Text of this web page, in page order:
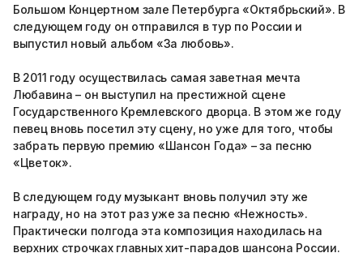
Большом Концертном зале Петербурга «Октябрьский». В
следующем году он отправился в тур по России и
выпустил новый альбом «За любовь».
В 2011 году осуществилась самая заветная мечта
Любавина – он выступил на престижной сцене
Государственного Кремлевского дворца. В этом же году
певец вновь посетил эту сцену, но уже для того, чтобы
забрать первую премию «Шансон Года» – за песню
«Цветок».
В следующем году музыкант вновь получил эту же
награду, но на этот раз уже за песню «Нежность».
Практически полгода эта композиция находилась на
верхних строчках главных хит-парадов шансона России.